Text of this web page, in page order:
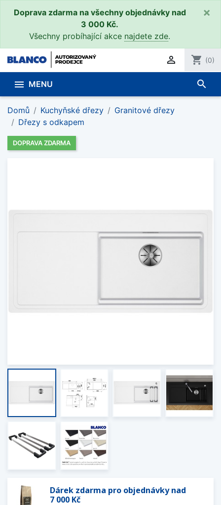
Doprava zdarma na všechny objednávky nad
3 000 Kč.
Všechny probíhající akce najdete zde.
×
 shopping_cart (0)
 MENU search
Domů Kuchyňské dřezy
Granitové dřezy
Dřezy s odkapem
DOPRAVA ZDARMA
Dárek zdarma pro objednávky nad
7 000 Kč